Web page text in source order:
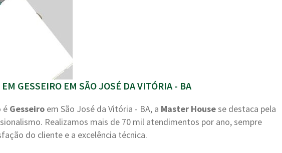
GESSEIRO EM SÃO JOSÉ DA VITÓRIA - BA
é Gesseiro em São José da Vitória - BA, a Master Housese destaca pela
Realizamos mais de 70 mil atendimentos por ano, sempre
do cliente e a excelência técnica.